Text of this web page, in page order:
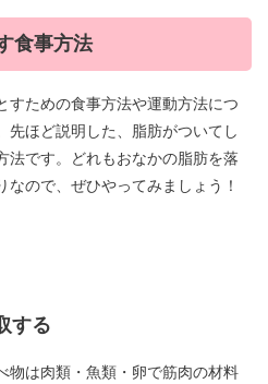
食事方法
すための食事方法や運動方法につ
先ほど説明した、脂肪がついてし
法です。どれもおなかの脂肪を落
なので、ぜひやってみましょう！
する
物は肉類・魚類・卵で筋肉の材料